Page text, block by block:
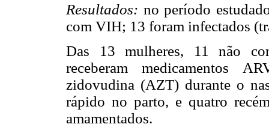
Resultados: no período
com VIH; 13 foram infectados
Das 13 mulheres, 11 não
receberam medicamentos
zidovudina (AZT) durante o
rápido no parto, e quatro
amamentados.